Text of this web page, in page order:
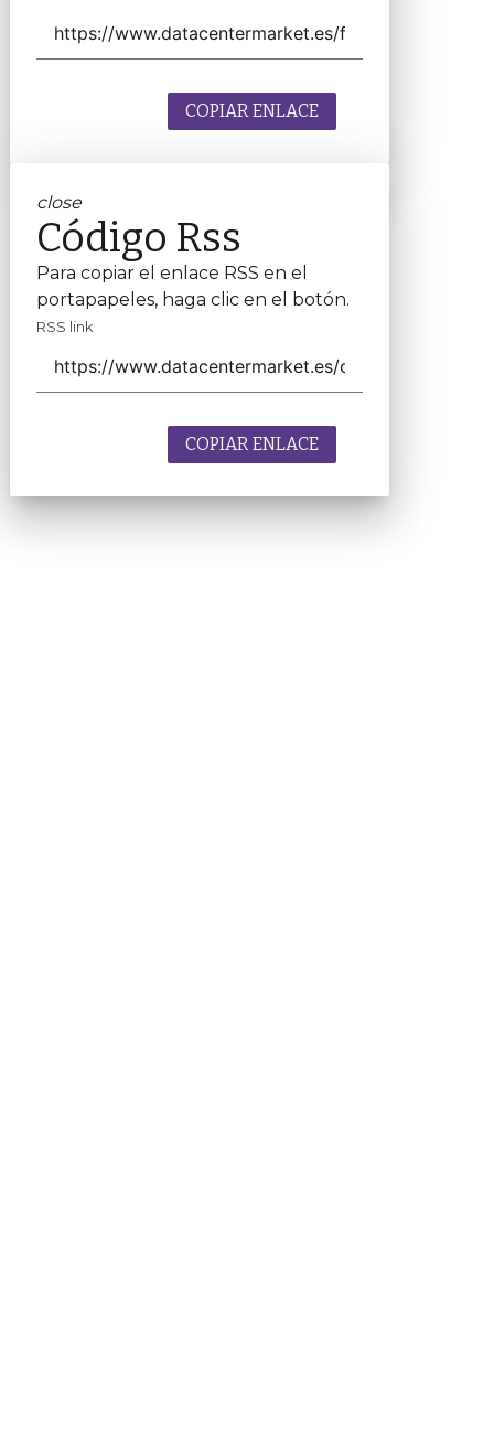
COPIAR ENLACE
close
Código Rss
Para copiar el enlace RSS en el
portapapeles, haga clic en el botón.
RSS link
COPIAR ENLACE